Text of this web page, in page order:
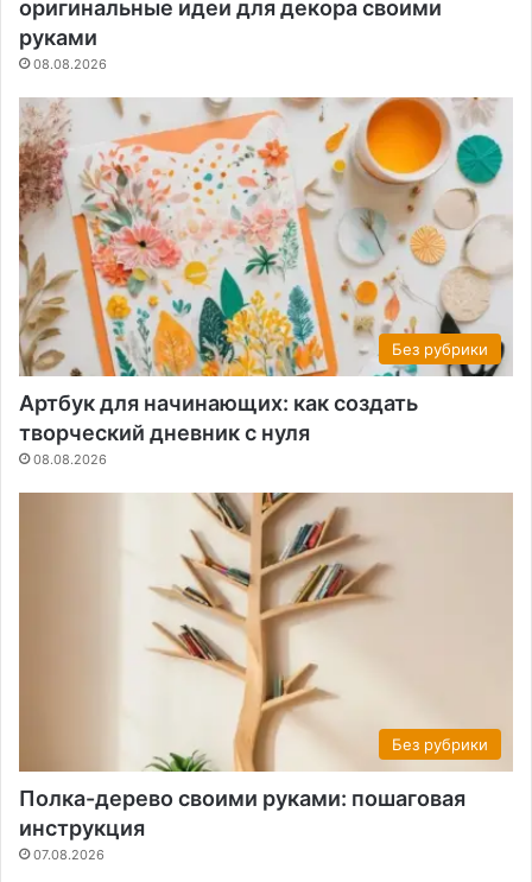
оригинальные идеи для декора своими
руками
08.08.2026
Без рубрики
Артбук для начинающих: как создать
творческий дневник с нуля
08.08.2026
Без рубрики
Полка-дерево своими руками: пошаговая
инструкция
07.08.2026